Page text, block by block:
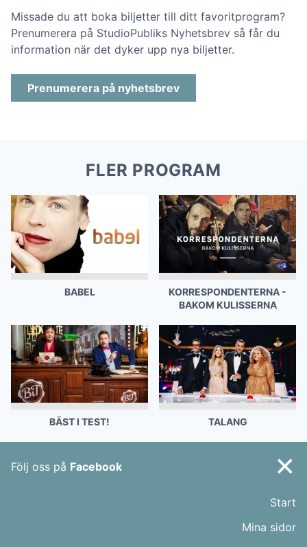
Missade du att boka biljetter till ditt favoritprogram?
Prenumerera på StudioPubliks Nyhetsbrev så får du
information när det dyker upp nya biljetter.
Prenumerera på nyhetsbrev
FLER PROGRAM
BABEL
KORRESPONDENTERNA -
BAKOM KULISSERNA
BÄST I TEST! TALANG
Följ oss på Facebook ×
Start
Mina sidor